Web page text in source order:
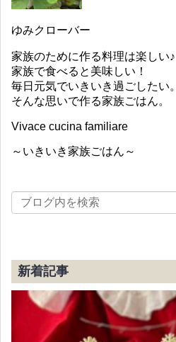
ゆみクローバー
家族のために作る料理は楽しい♪
家族で食べると美味しい！
毎日元気でいきいき過ごしたい。
そんな思いで作る家族ごはん。
Vivace cucina familiare
～いきいき家族ごはん～
新着記事